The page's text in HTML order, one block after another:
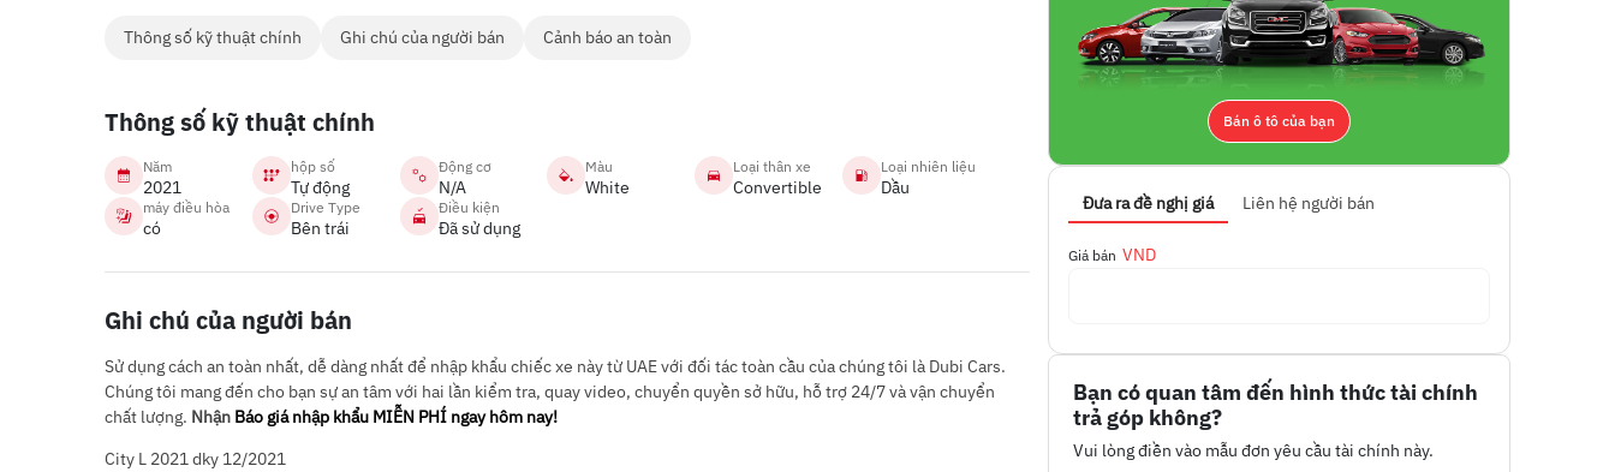
Thông số kỹ thuật chính Ghi chú của người bán Cảnh báo an toàn
Thông số kỹ thuật chính
Năm
2021
hộp số
Tự động
Động cơ
N/A
Màu
White
Loại thân xe
Convertible
Loại nhiên liệu
Dầu
máy điều hòa
có
Drive Type
Bên trái
Điều kiện
Đã sử dụng
Ghi chú của người bán
Sử dụng cách an toàn nhất, dễ dàng nhất để nhập khẩu chiếc xe này từ UAE với đối tác toàn cầu của chúng tôi là Dubi Cars.
Chúng tôi mang đến cho bạn sự an tâm với hai lần kiểm tra, quay video, chuyển quyền sở hữu, hỗ trợ 24/7 và vận chuyển
chất lượng. Nhận Báo giá nhập khẩu MIỄN PHÍ ngay hôm nay!
City L 2021 dky 12/2021
Bán ô tô của bạn
Đưa ra đề nghị giá Liên hệ người bán
Giá bán VND
Bạn có quan tâm đến hình thức tài chính
trả góp không?
Vui lòng điền vào mẫu đơn yêu cầu tài chính này.